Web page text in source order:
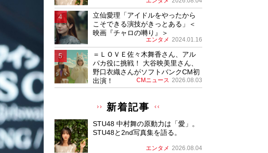
立仙愛理「アイドルをやったから
こそできる演技がきっとある」＜
映画『チャロの囀り』＞
エンタメ 2024.01.16
＝ＬＯＶＥ佐々木舞香さん、アル
パカ役に挑戦！ 大谷映美里さん、
野口衣織さんがソフトバンクCM初
出演！
CMニュース 2026.08.03
新着記事
STU48 中村舞の原動力は「愛」。
STU48と2nd写真集を語る。
エンタメ 2026.08.04